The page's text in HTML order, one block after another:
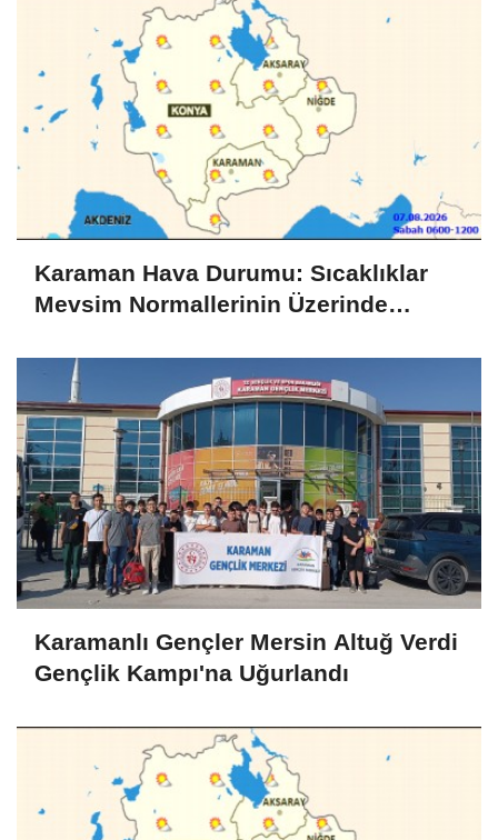
Karaman Hava Durumu: Sıcaklıklar
Mevsim Normallerinin Üzerinde
Karamanlı Gençler Mersin Altuğ Verdi
Gençlik Kampı'na Uğurlandı